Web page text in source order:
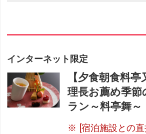
インターネット限定
【夕食朝食料
理長お薦め季節
ラン～料亭舞～
[宿泊施設との